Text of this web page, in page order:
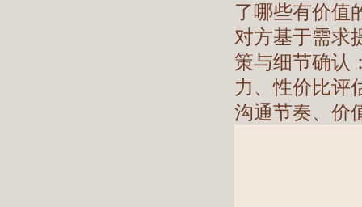
了哪些有价值
对方基于需求
策与细节确认
力、性价比评
沟通节奏、价